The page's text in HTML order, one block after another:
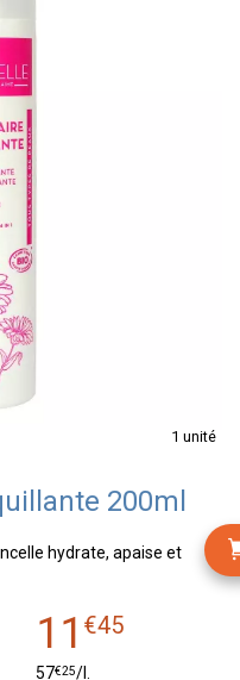
1 unité
200ml
hydrate, apaise et
11 €45
57€25/